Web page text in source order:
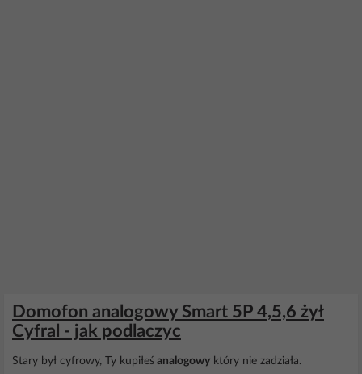
Domofon analogowy Smart 5P 4,5,6 żył
Cyfral - jak podlaczyc
Stary był cyfrowy, Ty kupiłeś analogowy który nie zadziała.